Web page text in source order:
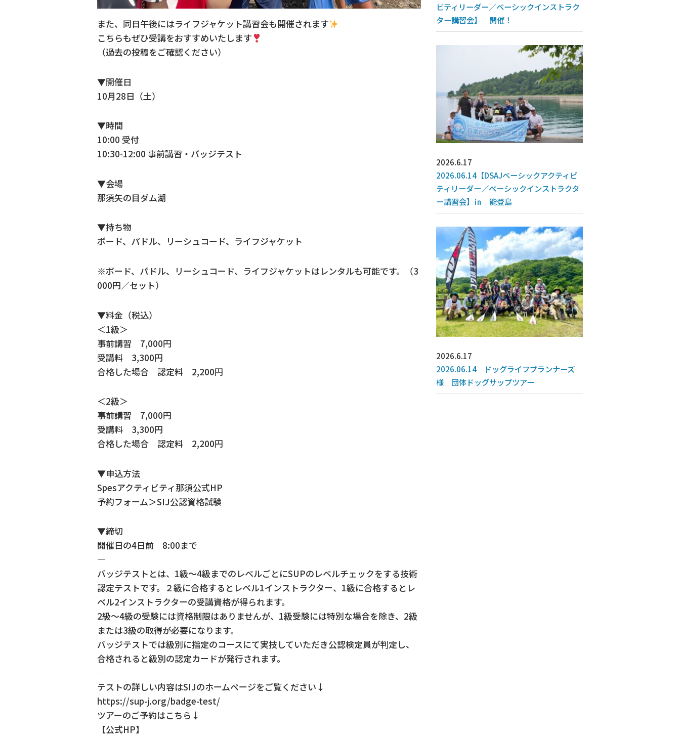
また、同日午後にはライフジャケット講習会も開催されます
こちらもぜひ受講をおすすめいたします
（過去の投稿をご確認ください）
▼開催日
10月28日（土）
▼時間
10:00 受付
10:30-12:00 事前講習・バッジテスト
▼会場
那須矢の目ダム湖
▼持ち物
ボード、パドル、リーシュコード、ライフジャケット
※ボード、パドル、リーシュコード、ライフジャケットはレンタルも可能です。（3
000円／セット）
▼料金（税込）
＜1級＞
事前講習 7,000円
受講料 3,300円
合格した場合 認定料 2,200円
＜2級＞
事前講習 7,000円
受講料 3,300円
合格した場合 認定料 2,200円
▼申込方法
Spesアクティビティ那須公式HP
予約フォーム＞SIJ公認資格試験
▼締切
開催日の4日前 8:00まで
—
バッジテストとは、1級～4級までのレベルごとにSUPのレベルチェックをする技術
認定テストです。２級に合格するとレベル1インストラクター、1級に合格するとレ
ベル2インストラクターの受講資格が得られます。
2級～4級の受験には資格制限はありませんが、1級受験には特別な場合を除き、2級
または3級の取得が必要になります。
バッジテストでは級別に指定のコースにて実技していただき公認検定員が判定し、
合格されると級別の認定カードが発行されます。
—
テストの詳しい内容はSIJのホームページをご覧ください↓
https://sup-j.org/badge-test/
ツアーのご予約はこちら↓
【公式HP】
ビティリーダー／ベーシックインストラク
ター講習会】 開催！
2026.6.17
2026.06.14【DSAJベーシックアクティビ
ティリーダー／ベーシックインストラクタ
ー講習会】㏌ 能登島
2026.6.17
2026.06.14 ドッグライフプランナーズ
様 団体ドッグサップツアー